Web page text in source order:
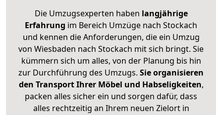
Die Umzugsexperten haben langjährige
Erfahrung im Bereich Umzüge nach Stockach
und kennen die Anforderungen, die ein Umzug
von Wiesbaden nach Stockach mit sich bringt. Sie
kümmern sich um alles, von der Planung bis hin
zur Durchführung des Umzugs. Sie organisieren
den Transport Ihrer Möbel und Habseligkeiten,
packen alles sicher ein und sorgen dafür, dass
alles rechtzeitig an Ihrem neuen Zielort in